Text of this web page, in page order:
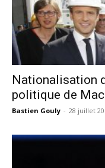
Nationalisation
politique de
Bastien Gouly - 28 juillet